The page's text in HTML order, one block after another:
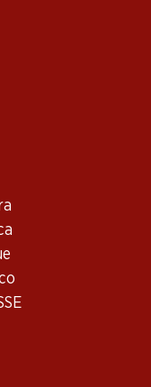
d’Abruzzo DOC